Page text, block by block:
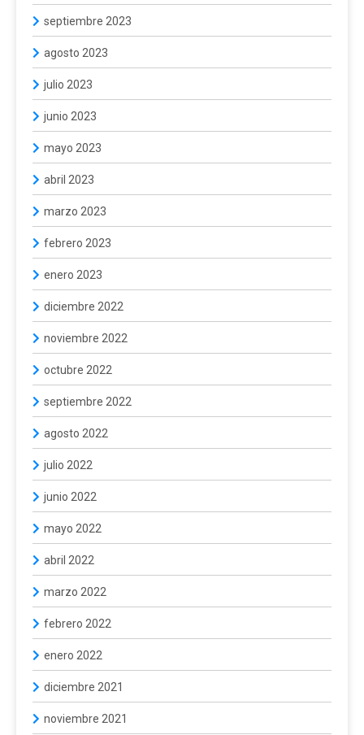
septiembre 2023
agosto 2023
julio 2023
junio 2023
mayo 2023
abril 2023
marzo 2023
febrero 2023
enero 2023
diciembre 2022
noviembre 2022
octubre 2022
septiembre 2022
agosto 2022
julio 2022
junio 2022
mayo 2022
abril 2022
marzo 2022
febrero 2022
enero 2022
diciembre 2021
noviembre 2021